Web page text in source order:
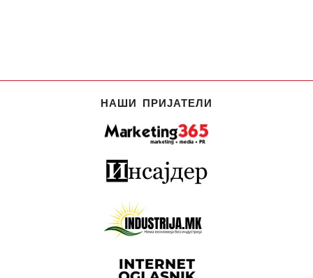
НАШИ ПРИЈАТЕЛИ